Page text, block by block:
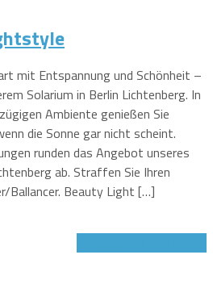
mit Entspannung und Schönheit –
Solarium in Berlin Lichtenberg. In
Ambiente genießen Sie
die Sonne gar nicht scheint.
runden das Angebot unseres
ab. Straffen Sie Ihren
Ballancer. Beauty Light […]